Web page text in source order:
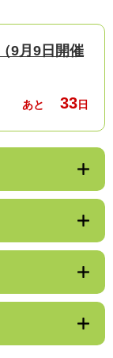
9月9日開催
あと 33日